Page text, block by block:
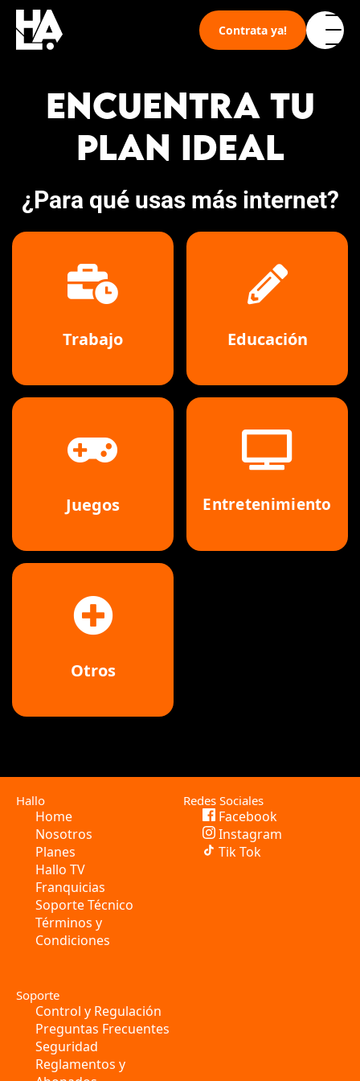
Skip
content
Contrata ya!
Nosotros
Planes
ENCUENTRA TU
PLAN IDEAL
¿Para qué usas más internet?
Trabajo Educación
Juegos Entretenimiento
Otros
Hallo
Home
Nosotros
Planes
Hallo TV
Franquicias
Soporte Técnico
Términos y
Condiciones
Soporte
Control y Regulación
Preguntas Frecuentes
Seguridad
Reglamentos y
Redes Sociales
Facebook
Instagram
Tik Tok